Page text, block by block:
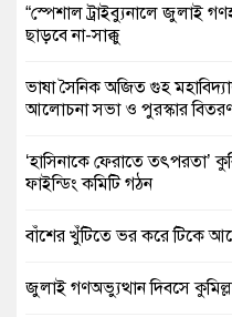
“স্পেশাল ট্রাইব্যুনালে জুলাই
ছাড়বে না-সাক্কু
ভাষা সৈনিক অজিত গুহ
আলোচনা সভা ও পুরস্কার
‘হাসিনাকে ফেরাতে তৎপরতা’
ফাইন্ডিং কমিটি গঠন
বাঁশের খুঁটিতে ভর করে টিকে
জুলাই গণঅভ্যুত্থান দিবসে